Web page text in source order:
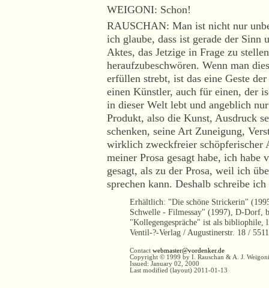
WEIGONI: Schon!
RAUSCHAN: Man ist nicht nur
ich glaube, dass ist gerade der Sinn
Aktes, das Jetzige in Frage zu
heraufzubeschwören. Wenn man
erfüllen strebt, ist das eine Geste
einen Künstler, auch für einen, der
in dieser Welt lebt und angeblich
Produkt, also die Kunst, Ausdruck
schenken, seine Art Zuneigung,
wirklich zweckfreier schöpferischer
meiner Prosa gesagt habe, ich habe
gesagt, als zu der Prosa, weil ich
sprechen kann. Deshalb schreibe
Erhältlich: "Die schöne Strickerin"
Schwelle - Filmessay" (1997), D-Dorf,
"Kollegengespräche" ist als bibliophile,
Ventil-?-Verlag / Augustinerstr. 18 /
Contact webmaster@vordenker.de
Copyright © 1999 by I. Rauschan & A. J. Weigoni
Issued: January 02, 2000
Last modified (layout) 2011-01-13